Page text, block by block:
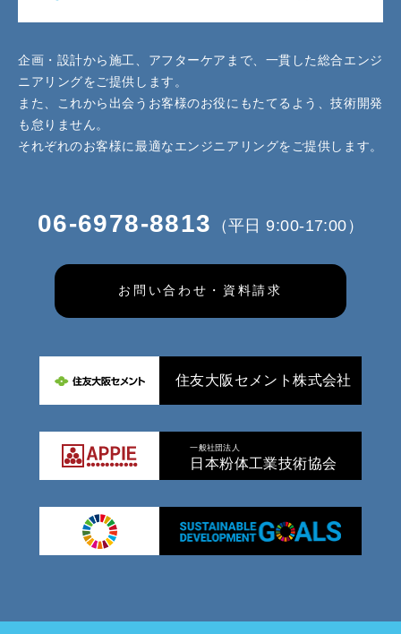
企画・設計から施工、アフターケアまで、一貫した総合エンジ
ニアリングをご提供します。
また、これから出会うお客様のお役にもたてるよう、技術開発
も怠りません。
それぞれのお客様に最適なエンジニアリングをご提供します。
06-6978-8813 （平日 9:00-17:00）
お問い合わせ・資料請求
住友大阪セメント株式会社
一般社団法人
日本粉体工業技術協会